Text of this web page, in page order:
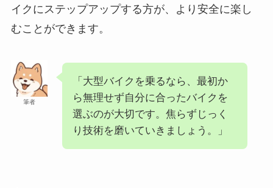
イクにステップアップする方が、より安全に楽し
むことができます。
筆者
「大型バイクを乗るなら、最初か
ら無理せず自分に合ったバイクを
選ぶのが大切です。焦らずじっく
り技術を磨いていきましょう。」